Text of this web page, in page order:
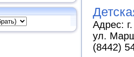
Адрес:
ул.
(8442)